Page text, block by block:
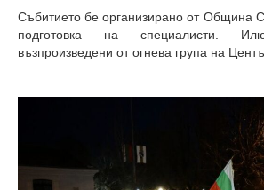
Събитието бе организирано от Община
подготовка на специалисти.
възпроизведени от огнева група на